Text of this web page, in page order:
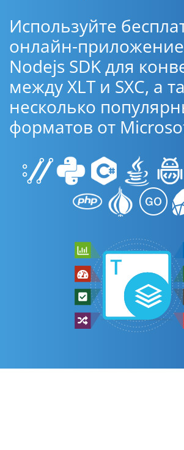
Используйте
онлайн-
Nodejs SDK для
между XLT и SXC, а
несколько
форматов от